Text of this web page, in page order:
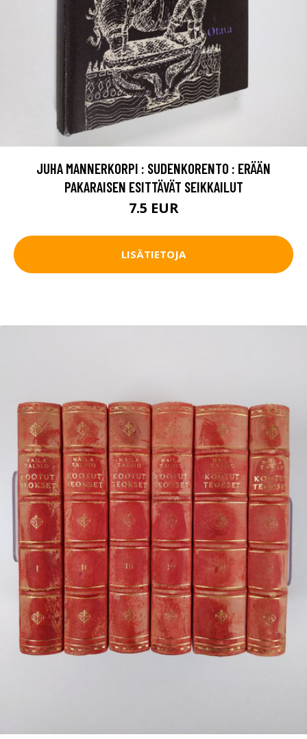
JUHA MANNERKORPI : SUDENKORENTO : ERÄÄN
PAKARAISEN ESITTÄVÄT SEIKKAILUT
7.5 EUR
LISÄTIETOJA